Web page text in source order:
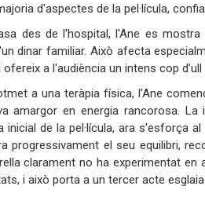
d'aspectes de la pel·lícula,
des de l'hospital, l'Ane es
dinar familiar. Això afecta
a l'audiència un intens cop
a una teràpia física, l’Ane
amargor en energia rancorosa.
inicial de la pel·lícula, ara s'esforça
progressivament el seu equilibri,
clarament no ha experimentat
i això porta a un tercer acte